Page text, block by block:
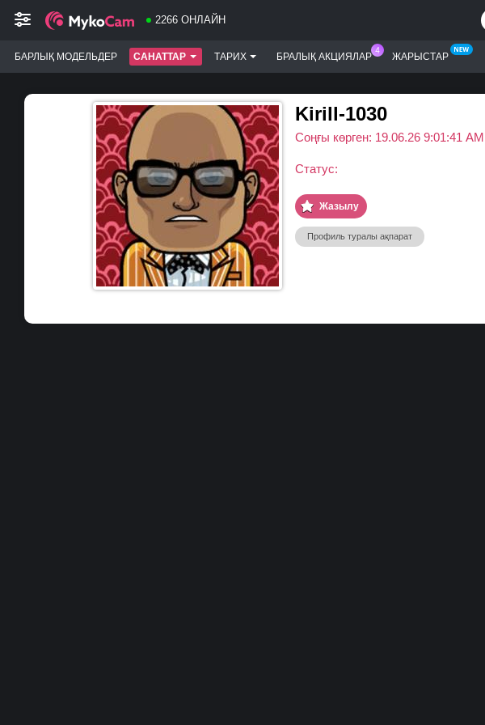
2266 ОНЛАЙН
БАРЛЫҚ МОДЕЛЬДЕР САНАТТАР ТАРИХ БРАЛЫҚ АКЦИЯЛАР ЖАРЫСТАР
Kirill-1030
Соңғы көрген: 19.06.26 9:01:41 AM
Статус:
Жазылу
Профиль туралы ақпарат